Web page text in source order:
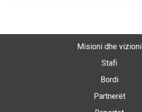
Misioni dhe vizioni
Stafi
Bordi
Partnerët